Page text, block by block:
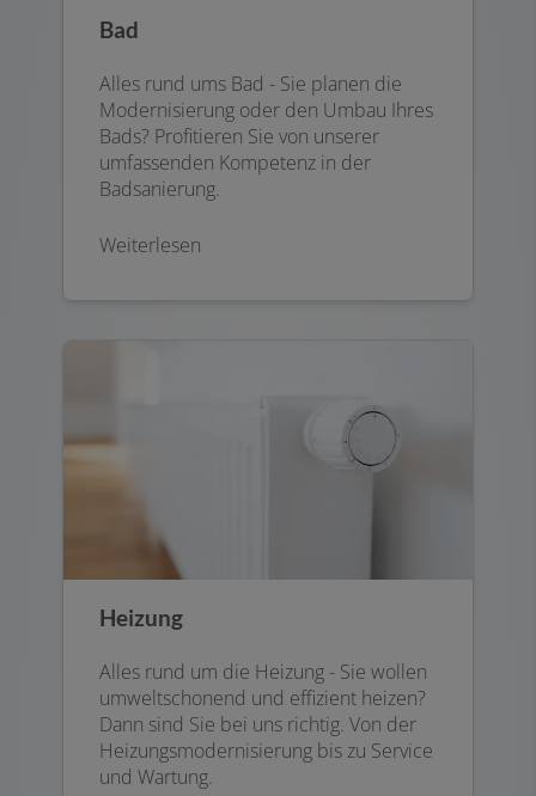
Bad
Alles rund ums Bad - Sie planen die
Modernisierung oder den Umbau Ihres
Bads? Profitieren Sie von unserer
umfassenden Kompetenz in der
Badsanierung.
Weiterlesen
Heizung
Alles rund um die Heizung - Sie wollen
umweltschonend und effizient heizen?
Dann sind Sie bei uns richtig. Von der
Heizungsmodernisierung bis zu Service
und Wartung.